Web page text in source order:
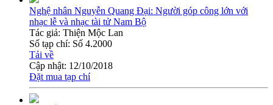
Nghệ nhân Nguyễn Quang Đại: Người góp công lớn với
nhạc lễ và nhạc tài tử Nam Bộ
Tác giả: Thiện Mộc Lan
Số tạp chí: Số 4.2000
Tải về
Cập nhật: 12/10/2018
Đặt mua tạp chí